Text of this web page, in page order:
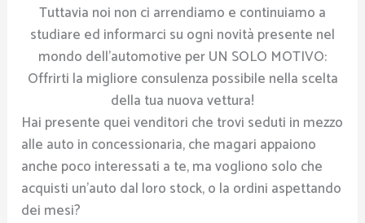
Tuttavia noi non ci arrendiamo e continuiamo a
studiare ed informarci su ogni novità presente nel
mondo dell’automotive per UN SOLO MOTIVO:
Offrirti la migliore consulenza possibile nella scelta
della tua nuova vettura!
Hai presente quei venditori che trovi seduti in mezzo
alle auto in concessionaria, che magari appaiono
anche poco interessati a te, ma vogliono solo che
acquisti un’auto dal loro stock, o la ordini aspettando
dei mesi?